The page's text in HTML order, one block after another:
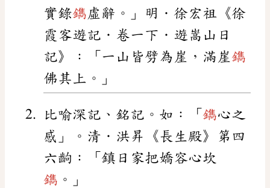
實錄鐫虛辭。」明．徐宏祖《徐
霞客遊記．卷一下．遊嵩山日
記》：「一山皆劈為崖，滿崖 鐫
佛其上。」
比喻深記、銘記。如：「 鐫心之
感」。清．洪昇《長生殿》第四
六齣：「鎮日家把嬌容心坎
鐫 。」